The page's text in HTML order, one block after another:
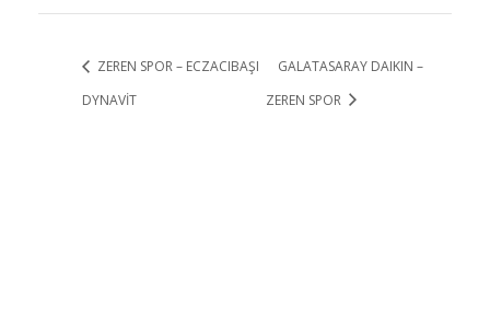
ZEREN SPOR – ECZACIBAŞI
DYNAVİT
GALATASARAY DAIKIN –
ZEREN SPOR